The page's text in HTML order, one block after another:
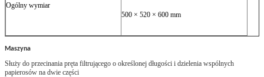
Ogólny wymiar
500 × 520 × 600 mm
Maszyna
Służy do przecinania pręta filtrującego o określonej długości i dzielenia wspólnych
papierosów na dwie części